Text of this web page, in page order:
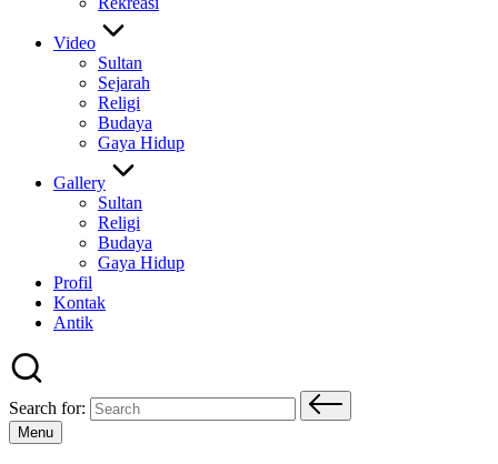
Video
Sultan
Sejarah
Religi
Budaya
Gaya Hidup
Gallery
Sultan
Religi
Budaya
Gaya Hidup
Profil
Kontak
Antik
Search for:
Menu